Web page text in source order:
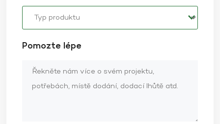
Pomozte lépe